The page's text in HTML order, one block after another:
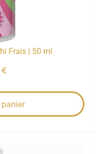
Frais | 50 ml
€